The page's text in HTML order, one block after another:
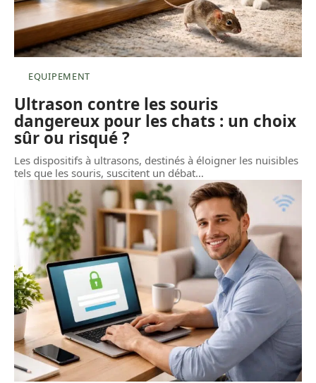
EQUIPEMENT
Ultrason contre les souris
dangereux pour les chats : un choix
sûr ou risqué ?
Les dispositifs à ultrasons, destinés à éloigner les nuisibles
tels que les souris, suscitent un débat…